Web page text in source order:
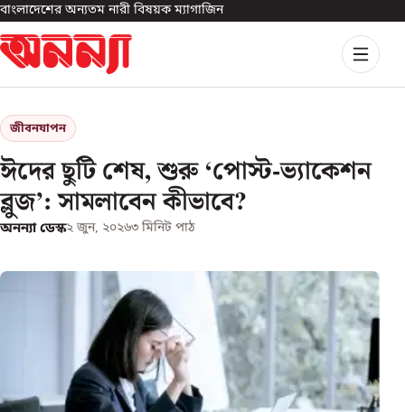
বাংলাদেশের অন্যতম নারী বিষয়ক ম্যাগাজিন
জীবনযাপন
ঈদের ছুটি শেষ, শুরু ‘পোস্ট-ভ্যাকেশন
ব্লুজ’: সামলাবেন কীভাবে?
অনন্যা ডেস্ক২ জুন, ২০২৬৩ মিনিট পাঠ